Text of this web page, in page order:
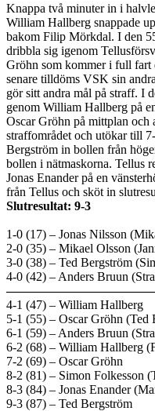
Knappa två minuter in i
William Hallberg snappade
bakom Filip Mörkdal. I den
dribbla sig igenom
Gröhn som kommer i full fart
senare tilldöms VSK sin
gör sitt andra mål på straff. I
genom William Hallberg på
Oscar Gröhn på mittplan och
straffområdet och utökar till
Bergström in bollen från
bollen i nätmaskorna. Tellus
Jonas Enander på en
från Tellus och sköt in
Slutresultat: 9-3
1-0 (17) – Jonas Nilsson
2-0 (35) – Mikael Olsson
3-0 (38) – Ted Bergström
4-0 (42) – Anders Bruun
4-1 (47) – William Hallberg
5-1 (55) – Oscar Gröhn (Ted
6-1 (59) – Anders Bruun
6-2 (68) – William Hallberg
7-2 (69) – Oscar Gröhn
8-2 (81) – Simon Folkesson
8-3 (84) – Jonas Enander
9-3 (87) – Ted Bergström